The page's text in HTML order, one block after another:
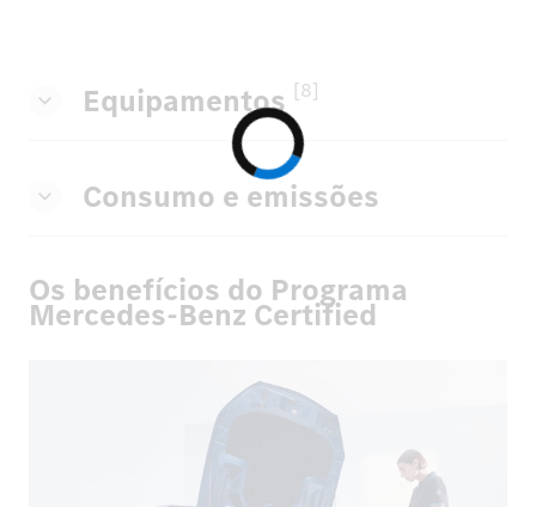
Equipamentos [8]
Consumo e emissões
Os benefícios do Programa
Mercedes-Benz Certified